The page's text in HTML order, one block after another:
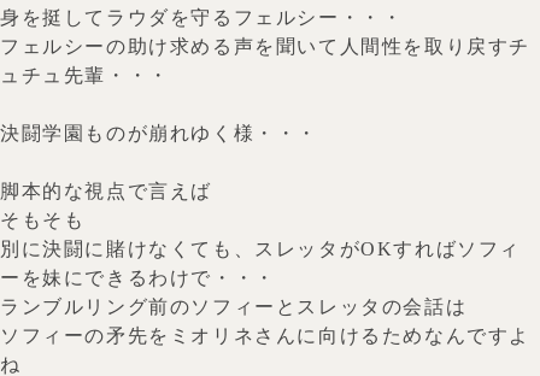
身を挺してラウダを守るフェルシー・・・
フェルシーの助け求める声を聞いて人間性を取り戻すチ
ュチュ先輩・・・
決闘学園ものが崩れゆく様・・・
脚本的な視点で言えば
そもそも
別に決闘に賭けなくても、スレッタがOKすればソフィ
ーを妹にできるわけで・・・
ランブルリング前のソフィーとスレッタの会話は
ソフィーの矛先をミオリネさんに向けるためなんですよ
ね